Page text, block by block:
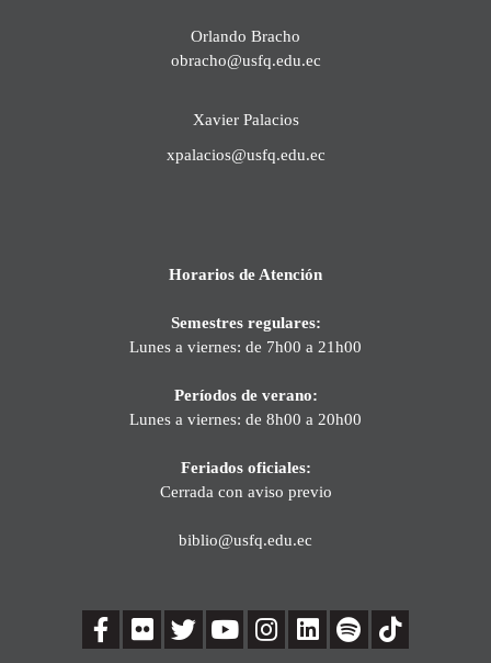
Orlando Bracho
obracho@usfq.edu.ec
Xavier Palacios
xpalacios@usfq.edu.ec
Horarios de Atención
Semestres regulares:
Lunes a viernes: de 7h00 a 21h00
Períodos de verano:
Lunes a viernes: de 8h00 a 20h00
Feriados oficiales:
Cerrada con aviso previo
biblio@usfq.edu.ec